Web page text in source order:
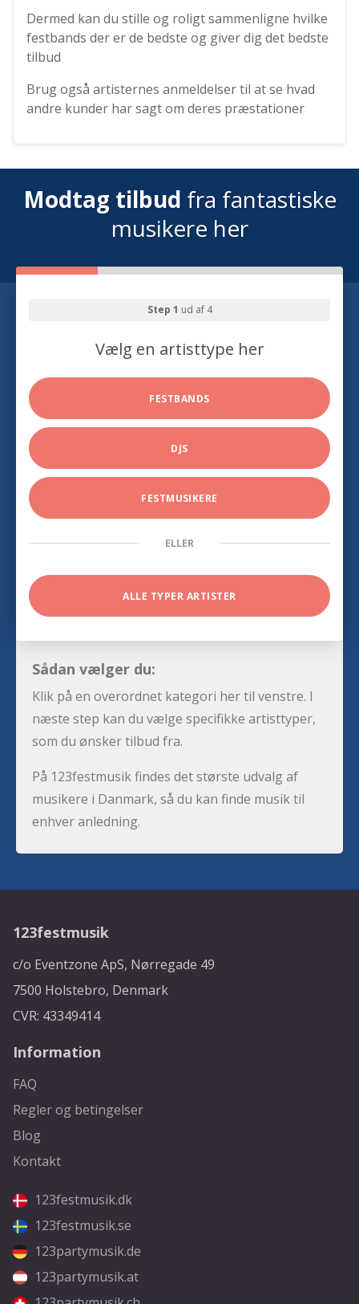
Dermed kan du stille og roligt sammenligne hvilke
festbands der er de bedste og giver dig det bedste
tilbud
Brug også artisternes anmeldelser til at se hvad
andre kunder har sagt om deres præstationer
Modtag tilbud fra fantastiske
musikere her
Step 1 ud af 4
Vælg en artisttype her
FESTBANDS
DJS
FESTMUSIKERE
ELLER
ALLE TYPER ARTISTER
Sådan vælger du:
Klik på en overordnet kategori her til venstre. I
næste step kan du vælge specifikke artisttyper,
som du ønsker tilbud fra.
På 123festmusik findes det største udvalg af
musikere i Danmark, så du kan finde musik til
enhver anledning.
123festmusik
c/o Eventzone ApS, Nørregade 49
7500 Holstebro, Denmark
CVR: 43349414
Information
FAQ
Regler og betingelser
Blog
Kontakt
123festmusik.dk
123festmusik.se
123partymusik.de
123partymusik.at